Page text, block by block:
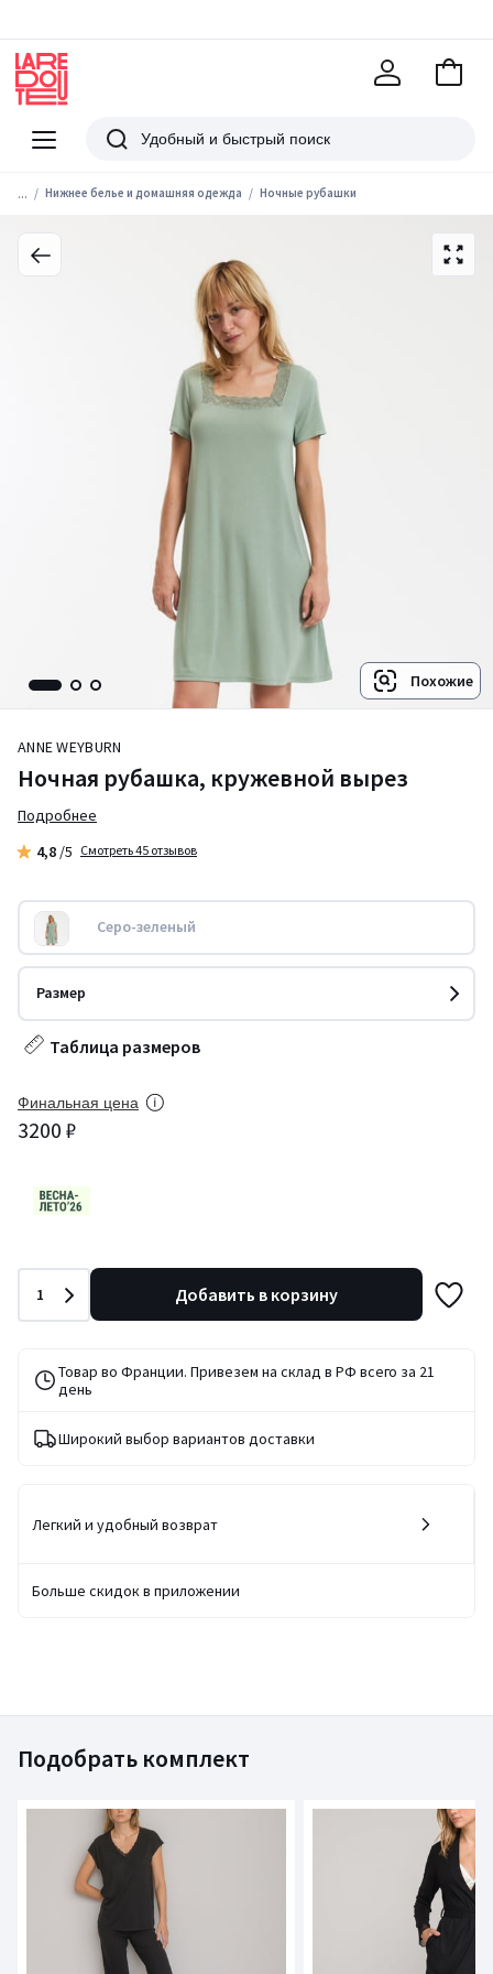
Меню
Redoute
Поиск
В
... Нижнее белье и домашняя одежда Ночные рубашки
Похожие
ANNE WEYBURN
Ночная рубашка, кружевной вырез
Подробнее
4,8 /5 Смотреть 45 отзывов
Серо-зеленый
Размер
Таблица размеров
Финальная цена
3200 ₽
Количество
1 Добавить в корзину
Товар во Франции. Привезем на склад в РФ всего за 21
день
Широкий выбор вариантов доставки
Легкий и удобный возврат
Больше скидок в приложении
Подобрать комплект